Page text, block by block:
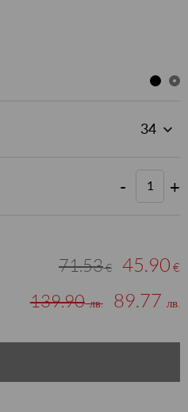
- +
71.53€ 45.90 €
139.90лв. 89.77 лв.